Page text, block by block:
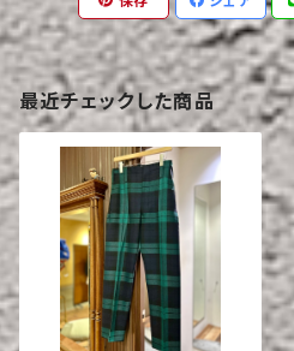
最近チェックした商品